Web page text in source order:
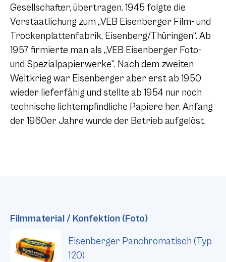
Gesellschafter, übertragen. 1945 folgte die
Verstaatlichung zum „VEB Eisenberger Film- und
Trockenplattenfabrik, Eisenberg/Thüringen“. Ab
1957 firmierte man als „VEB Eisenberger Foto-
und Spezialpapierwerke“. Nach dem zweiten
Weltkrieg war Eisenberger aber erst ab 1950
wieder lieferfähig und stellte ab 1954 nur noch
technische lichtempfindliche Papiere her. Anfang
der 1960er Jahre wurde der Betrieb aufgelöst.
Filmmaterial / Konfektion (Foto)
Eisenberger Panchromatisch (Typ
120)